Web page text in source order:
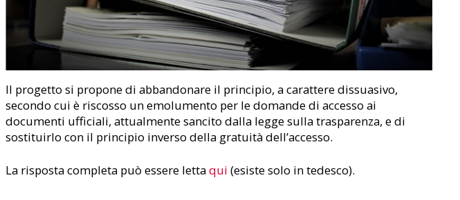
Il progetto si propone di abbandonare il principio, a carattere dissuasivo,
secondo cui è riscosso un emolumento per le domande di accesso ai
documenti ufficiali, attualmente sancito dalla legge sulla trasparenza, e di
sostituirlo con il principio inverso della gratuità dell’accesso.
La risposta completa può essere lettaqui (esiste solo in tedesco).